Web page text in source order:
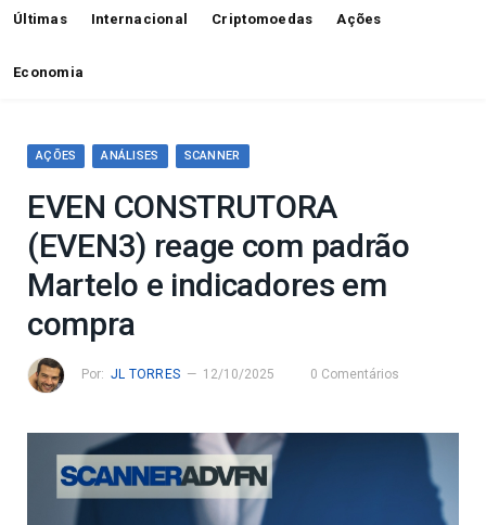
Últimas Internacional Criptomoedas Ações
Economia
AÇÕES ANÁLISES SCANNER
EVEN CONSTRUTORA
(EVEN3) reage com padrão
Martelo e indicadores em
compra
Por: JL TORRES 12/10/2025 0 Comentários